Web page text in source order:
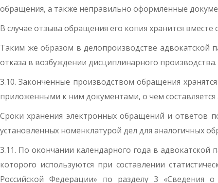
обращения, а также неправильно оформленные
В случае отзыва обращения его копия хранится вместе
Таким же образом в делопроизводстве адвокатской
отказа в возбуждении дисциплинарного производства.
3.10. Законченные производством обращения
приложенными к ним документами, о чем составляется
Сроки хранения электронных обращений и ответов
установленных номенклатурой дел для аналогичных
3.11. По окончании календарного года в
которого используются при составлении
Российской Федерации» по разделу 3 «Сведения